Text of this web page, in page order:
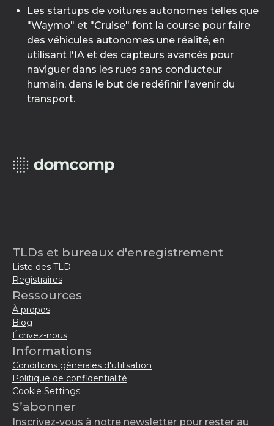
Les startups de voitures autonomes telles que
"Waymo" et "Cruise" font la course pour faire
des véhicules autonomes une réalité, en
utilisant l'IA et des capteurs avancés pour
naviguer dans les rues sans conducteur
humain, dans le but de redéfinir l'avenir du
transport.
TLDs et bureaux d'enregistrement
Liste des TLD
Registraires
Ressources
À propos
Blog
Écrivez-nous
Informations
Conditions générales d'utilisation
Politique de confidentialité
Cookie Settings
S’abonner
Inscrivez-vous à notre newsletter pour rester au